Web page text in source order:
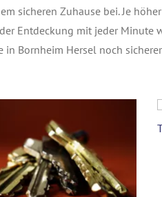
sicheren Zuhause bei. Je
Entdeckung mit jeder Minute
Bornheim Hersel noch